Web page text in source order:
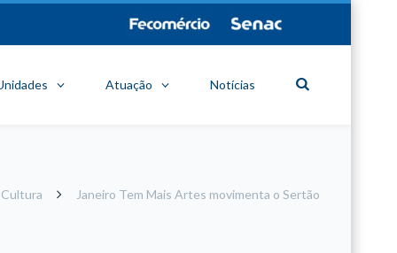
Atuação Notícias
Cultura Janeiro Tem Mais Artes movimenta o Sertão